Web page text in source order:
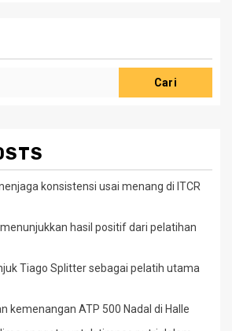
Cari
konsistensi usai menang di ITCR
hasil positif dari pelatihan
Tiago Splitter sebagai pelatih utama
kemenangan ATP 500 Nadal di Halle